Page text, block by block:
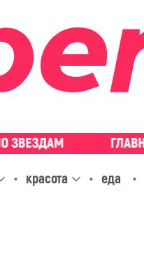
красота еда